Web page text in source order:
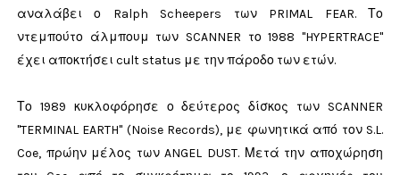
αναλάβει ο Ralph Scheepers των PRIMAL FEAR. Το
ντεμπούτο άλμπουμ των SCANNER το 1988 "HYPERTRACE"
έχει αποκτήσει cult status με την πάροδο των ετών.
Το 1989 κυκλοφόρησε ο δεύτερος δίσκος των SCANNER
"TERMINAL EARTH" (Noise Records), με φωνητικά από τον S.L.
Coe, πρώην μέλος των ANGEL DUST. Μετά την αποχώρηση